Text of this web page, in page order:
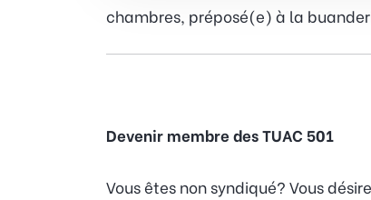
chambres, préposé(e) à la
Devenir membre des TUAC 501
Vous êtes non syndiqué? Vous